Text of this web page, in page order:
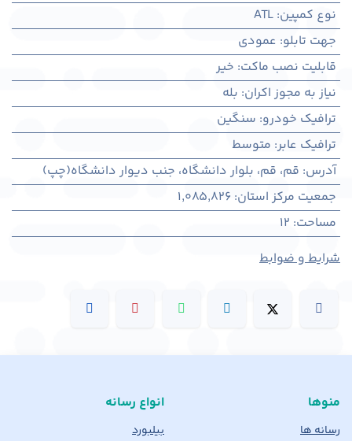
نوع کمپین:
ATL
جهت تابلو: عمودی
قابلیت نصب ماکت: خیر
نیاز به مجوز اکران: بله
ترافیک خودرو: سنگین
ترافیک عابر: متوسط
آدرس: قم، قم، بلوار دانشگاه، جنب دیوار دانشگاه(چپ)
جمعیت مرکز استان:
1,085,826
مساحت:
12
شرایط و ضوابط
منوها
رسانه ها
انواع رسانه
بیلبورد